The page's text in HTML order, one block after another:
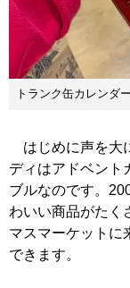
トランク缶カレン
はじめに声を大
ディはアドベント
ブルなのです。
わいい商品がたく
マスマーケットに
できます。